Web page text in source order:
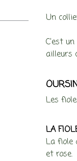
Un
C’est
ailleurs
Les
LA
La fiole
et rose.